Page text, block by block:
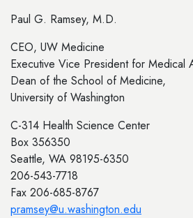
Paul G. Ramsey, M.D.
CEO, UW Medicine
Executive Vice President for Medical
Dean of the School of Medicine,
University of Washington
C-314 Health Science Center
Box 356350
Seattle, WA 98195-6350
206-543-7718
Fax 206-685-8767
pramsey@u.washington.edu